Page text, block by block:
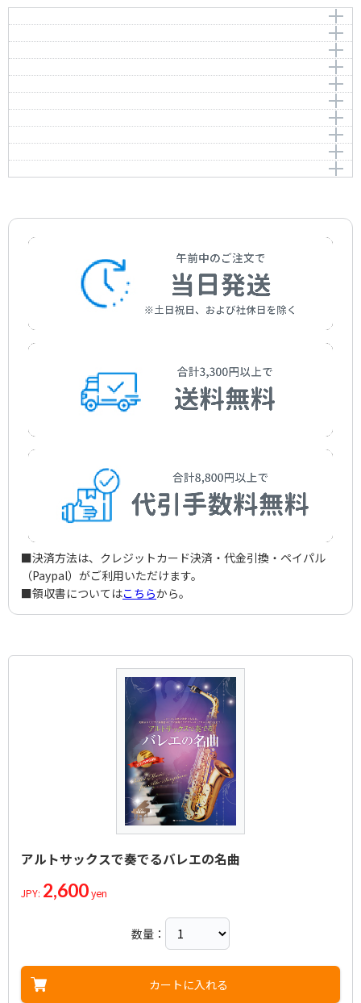
行進曲 （「くるみ割り人形」より）
Marche
作曲者：チャイコフスキー，ピョートル
Tchaikovsky，Peter
編曲者：後藤 丹
Goto，Makoto
中国の踊り （「くるみ割り人形」より）
Danse chinoise
作曲者：チャイコフスキー，ピョートル
Tchaikovsky，Peter
編曲者：後藤 丹
Goto，Makoto
ロシアの踊り（トレパーク） （「くるみ割り人形」よ
り）
Danse russe （Tr?pak）
作曲者：チャイコフスキー，ピョートル
Tchaikovsky，Peter
編曲者：後藤 丹
Goto，Makoto
花のワルツ （「くるみ割り人形」より）
Valse des fleurs
作曲者：チャイコフスキー，ピョートル
Tchaikovsky，Peter
編曲者：後藤 丹
Goto，Makoto
ワルツ （「コッペリア」より）
Valse
作曲者：ドリーブ，レオ
Delibes，Léo
編曲者：生田美子
Ikuta，Yoshiko
ピチカート （「シルヴィア」 より）
Pizzicati
作曲者：ドリーブ，レオ
Delibes，Léo
編曲者：生田美子
モンタギュー家とキャピュレット家 （「ロメオとジュ
リエット（第2組曲）」より）
Montagus and Capulets
作曲者：プロコフィエフ，セルゲイ
ワルツ（第1幕 第2曲） （「白鳥の湖」より）
Valse (Act I No.2)
作曲者：チャイコフスキー，ピョートル
編曲者：小野寺 真
情景（第2幕 第10曲） （「白鳥の湖」より）
Scène (Act II No.10)
白鳥たちの踊り（第2幕 第13曲 4.） （「白鳥の湖」よ
小野寺 真
Onodera，Makoto
■決済方法は、クレジットカード決済・代金引換・ペイパル
（Paypal）がご利用いただけます。
■領収書についてはこちらから。
アルトサックスで奏でるバレエの名曲
JPY: 2,600yen
数量：
カートに入れる